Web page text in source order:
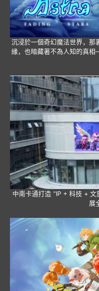
沉浸於一個奇幻魔法世界，那
緣，也暗藏著不為人知的真
中南卡通打造 “IP + 科技 +
展